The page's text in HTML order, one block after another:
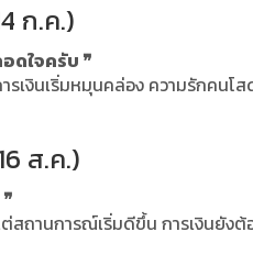
ก.ค.)
ดใจครับ ❞
รเงินเริ่มหมุนคล่อง ความรักคน
ส.ค.)
ถานการณ์เริ่มดีขึ้น การเงินยังต้